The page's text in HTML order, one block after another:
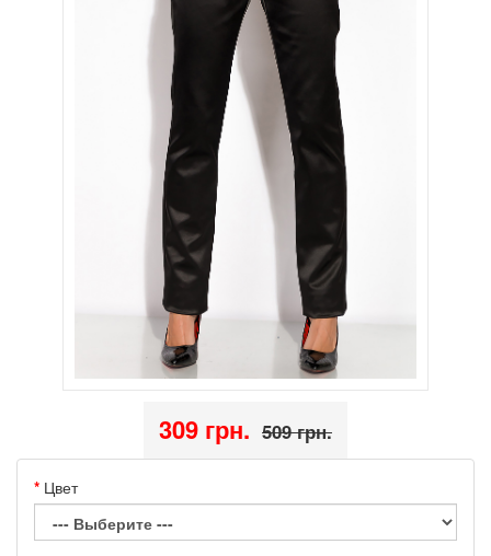
309 грн. 509 грн.
Цвет